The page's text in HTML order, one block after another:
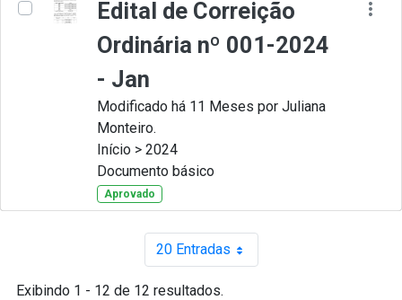
Edital de Correição
Ordinária nº 001-2024
- Jan
Modificado há 11 Meses por Juliana
Monteiro.
Início > 2024
Documento básico
Aprovado
20 EntradasPor página
Exibindo 1 - 12 de 12 resultados.